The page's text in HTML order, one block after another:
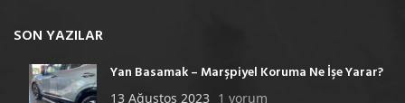
SON YAZILAR
Yan Basamak – Marşpiyel Koruma Ne İşe Yarar?
13 Ağustos 2023 1 yorum